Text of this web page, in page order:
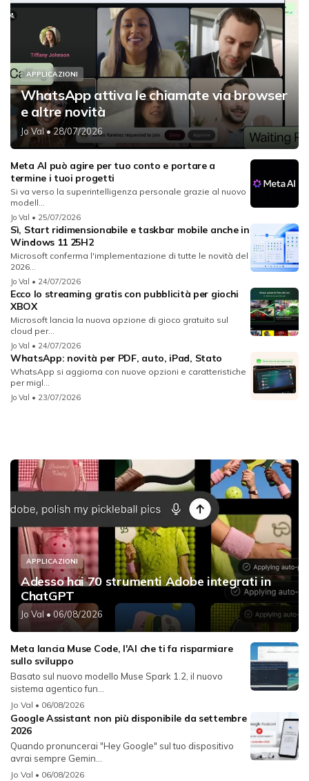
APPLICAZIONI
WhatsApp attiva le chiamate via browser
e altre novità
Jo Val• 28/07/2026
Meta AI può agire per tuo conto e portare a
termine i tuoi progetti
Si va verso la superintelligenza personale grazie al nuovo
modell...
Jo Val • 25/07/2026
Sì, Start ridimensionabile e taskbar mobile anche in
Windows 11 25H2
Microsoft conferma l'implementazione di tutte le novità del
2026...
Jo Val • 24/07/2026
Ecco lo streaming gratis con pubblicità per giochi
XBOX
Microsoft lancia la nuova opzione di gioco gratuito sul
cloud per...
Jo Val • 24/07/2026
WhatsApp: novità per PDF, auto, iPad, Stato
WhatsApp si aggiorna con nuove opzioni e caratteristiche
per migl...
Jo Val • 23/07/2026
APPLICAZIONI
Adesso hai 70 strumenti Adobe integrati in
ChatGPT
Jo Val • 06/08/2026
Meta lancia Muse Code, l'AI che ti fa risparmiare
sullo sviluppo
Basato sul nuovo modello Muse Spark 1.2, il nuovo
sistema agentico fun...
Jo Val • 06/08/2026
Google Assistant non più disponibile da settembre
2026
Quando pronuncerai "Hey Google" sul tuo dispositivo
avrai sempre Gemin...
Jo Val • 06/08/2026